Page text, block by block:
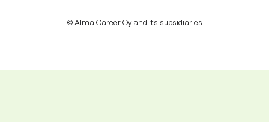
© Alma Career Oy and its subsidiaries